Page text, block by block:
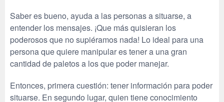
Saber es bueno, ayuda a las personas a situarse, a
entender los mensajes. ¡Que más quisieran los
poderosos que no supiéramos nada! Lo ideal para una
persona que quiere manipular es tener a una gran
cantidad de paletos a los que poder manejar.
Entonces, primera cuestión: tener información para poder
situarse. En segundo lugar, quien tiene conocimiento